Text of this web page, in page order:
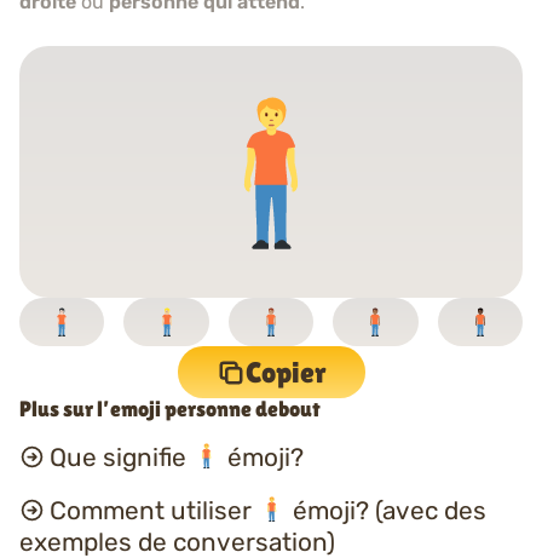
Copier
Plus sur l’emoji personne debout
Que signifie
émoji?
Comment utiliser
émoji? (avec des
exemples de conversation)